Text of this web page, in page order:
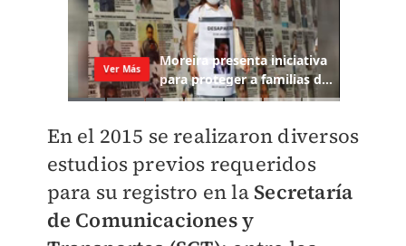
En el 2015 se realizaron diversos
estudios previos requeridos
para su registro en la Secretaría
de Comunicaciones y